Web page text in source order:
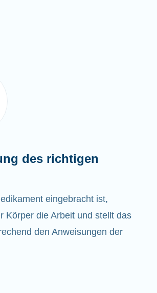
des richtigen
eingebracht ist,
Körper die Arbeit und stellt das
den Anweisungen der